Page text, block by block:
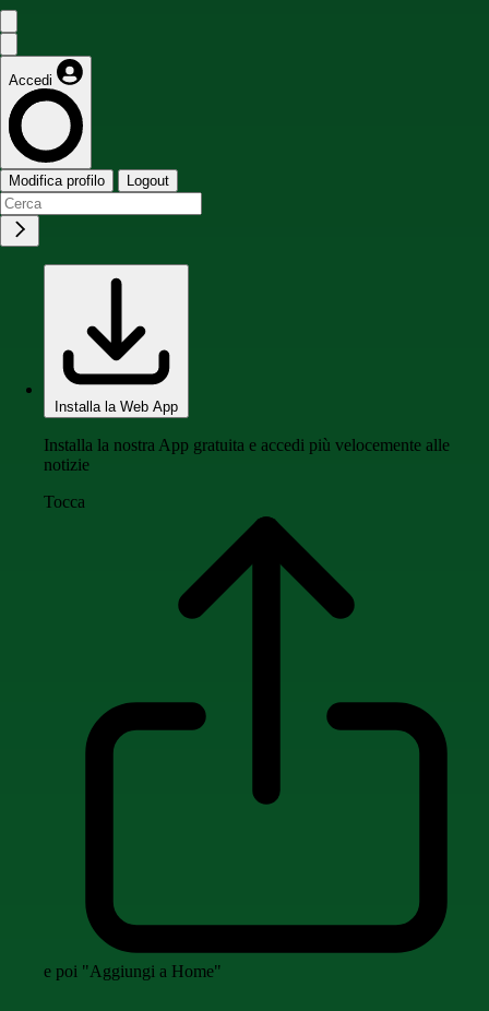
Accedi
Modifica profilo Logout
Installa la Web App
Installa la nostra App gratuita e accedi più velocemente alle
notizie
Tocca
e poi "Aggiungi a Home"